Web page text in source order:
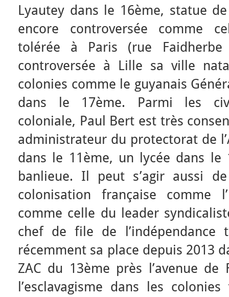
Lyautey dans le 16ème, statue
encore controversée comme
tolérée à Paris (rue
controversée à Lille sa ville
colonies comme le guyanais
dans le 17ème. Parmi les
coloniale, Paul Bert est très
administrateur du protectorat de
dans le 11ème, un lycée dans le
banlieue. Il peut s’agir aussi
colonisation française comme
comme celle du leader
chef de file de l’indépendance
récemment sa place depuis 2013
ZAC du 13ème près l’avenue de
l’esclavagisme dans les